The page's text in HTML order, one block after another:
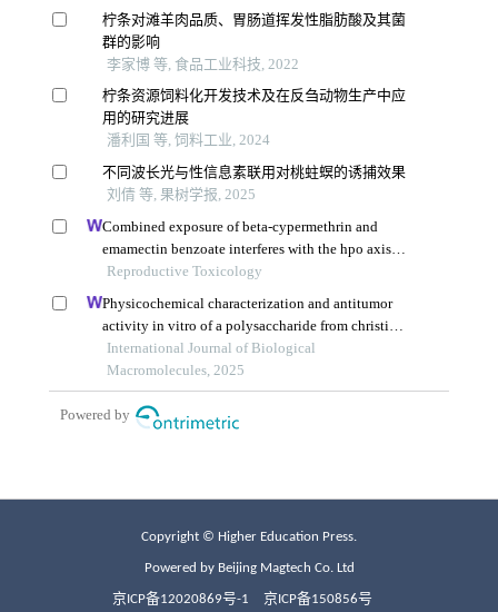
Copyright © Higher Education Press.
Powered by Beijing Magtech Co. Ltd
京ICP备12020869号-1 京ICP备150856号